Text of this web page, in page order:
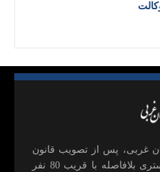
غربی، پس از تصويب قانون
كيفيت اخذ پروانه وكالت دادگستری بلافاصله با قريب 80 نفر